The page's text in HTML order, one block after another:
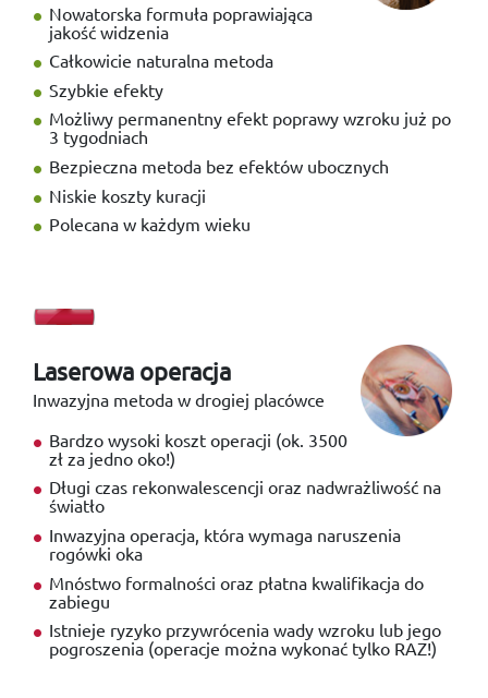
Nowatorska formuła poprawiająca
jakość widzenia
Całkowicie naturalna metoda
Szybkie efekty
Możliwy permanentny efekt poprawy wzroku już po
3 tygodniach
Bezpieczna metoda bez efektów ubocznych
Niskie koszty kuracji
Polecana w każdym wieku
Laserowa operacja
Inwazyjna metoda w drogiej placówce
Bardzo wysoki koszt operacji (ok. 3500
zł za jedno oko!)
Długi czas rekonwalescencji oraz nadwrażliwość na
światło
Inwazyjna operacja, która wymaga naruszenia
rogówki oka
Mnóstwo formalności oraz płatna kwalifikacja do
zabiegu
Istnieje ryzyko przywrócenia wady wzroku lub jego
pogroszenia (operacje można wykonać tylko RAZ!)